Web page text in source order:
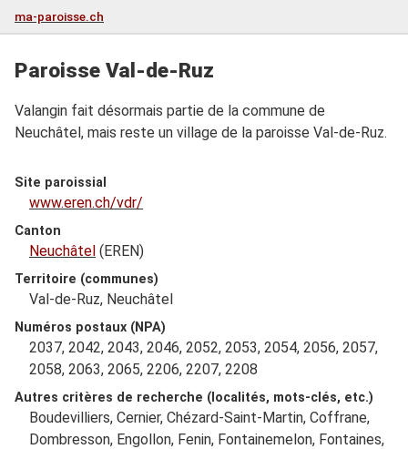
ma-paroisse.ch
Paroisse Val-de-Ruz
Valangin fait désormais partie de la commune de
Neuchâtel, mais reste un village de la paroisse Val-de-Ruz.
Site paroissial
www.eren.ch/vdr/
Canton
Neuchâtel (EREN)
Territoire (communes)
Val-de-Ruz, Neuchâtel
Numéros postaux (NPA)
2037, 2042, 2043, 2046, 2052, 2053, 2054, 2056, 2057,
2058, 2063, 2065, 2206, 2207, 2208
Autres critères de recherche (localités, mots-clés, etc.)
Boudevilliers, Cernier, Chézard-Saint-Martin, Coffrane,
Dombresson, Engollon, Fenin, Fontainemelon, Fontaines,